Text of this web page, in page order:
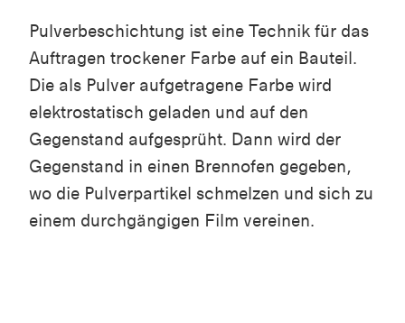
Pulverbeschichtung ist eine Technik für das
Auftragen trockener Farbe auf ein Bauteil.
Die als Pulver aufgetragene Farbe wird
elektrostatisch geladen und auf den
Gegenstand aufgesprüht. Dann wird der
Gegenstand in einen Brennofen gegeben,
wo die Pulverpartikel schmelzen und sich zu
einem durchgängigen Film vereinen.